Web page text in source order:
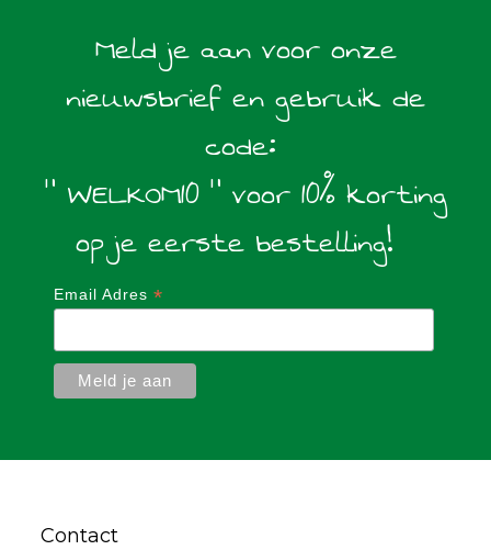
Meld je aan voor onze
nieuwsbrief en gebruik de
code:
" WELKOM10 " voor 10% korting
op je eerste bestelling!
Email Adres*
Contact